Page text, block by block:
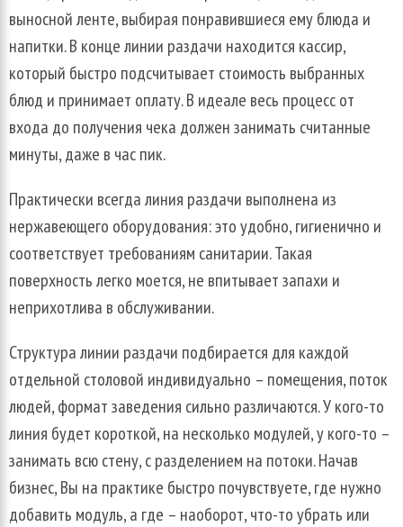
выносной ленте, выбирая понравившиеся ему блюда и
напитки. В конце линии раздачи находится кассир,
который быстро подсчитывает стоимость выбранных
блюд и принимает оплату. В идеале весь процесс от
входа до получения чека должен занимать считанные
минуты, даже в час пик.
Практически всегда линия раздачи выполнена из
нержавеющего оборудования: это удобно, гигиенично и
соответствует требованиям санитарии. Такая
поверхность легко моется, не впитывает запахи и
неприхотлива в обслуживании.
Структура линии раздачи подбирается для каждой
отдельной столовой индивидуально – помещения, поток
людей, формат заведения сильно различаются. У кого-то
линия будет короткой, на несколько модулей, у кого-то –
занимать всю стену, с разделением на потоки. Начав
бизнес, Вы на практике быстро почувствуете, где нужно
добавить модуль, а где – наоборот, что-то убрать или